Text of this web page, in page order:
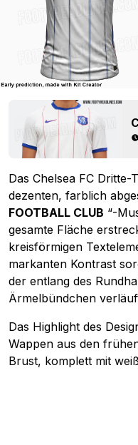
Das Chelsea FC Dritte-
dezenten, farblich
FOOTBALL CLUB “-
gesamte Fläche
kreisförmigen
markanten Kontrast
der entlang des
Ärmelbündchen
Das Highlight des
Wappen aus den
Brust, komplett mit